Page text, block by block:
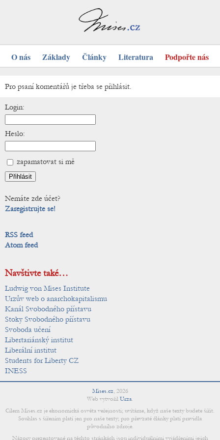
O nás Základy Články Literatura Podpořte nás
Pro psaní komentářů je třeba se přihlásit.
Login:
Heslo:
zapamatovat si mě
Nemáte zde účet?
Zaregistrujte se!
RSS feed
Atom feed
Navštivte také…
Ludwig von Mises Institute
Urzův web o anarchokapitalismu
Kanál Svobodného přístavu
Stoky Svobodného přístavu
Svoboda učení
Libertariánský institut
Liberální institut
Students for Liberty CZ
INESS
Mises.cz, 2026
Web vytvořil Urza.
Cílem Mises.cz je ekonomická osvěta veřejnosti; uvítáme, když naše texty budete šířit.
Souhlas s šířením platí jen pro naše texty; pro převzaté články platí pravidla
původního zdroje.
Názory prezentované na těchto stránkách jsou individuálními vyjádřeními jejich